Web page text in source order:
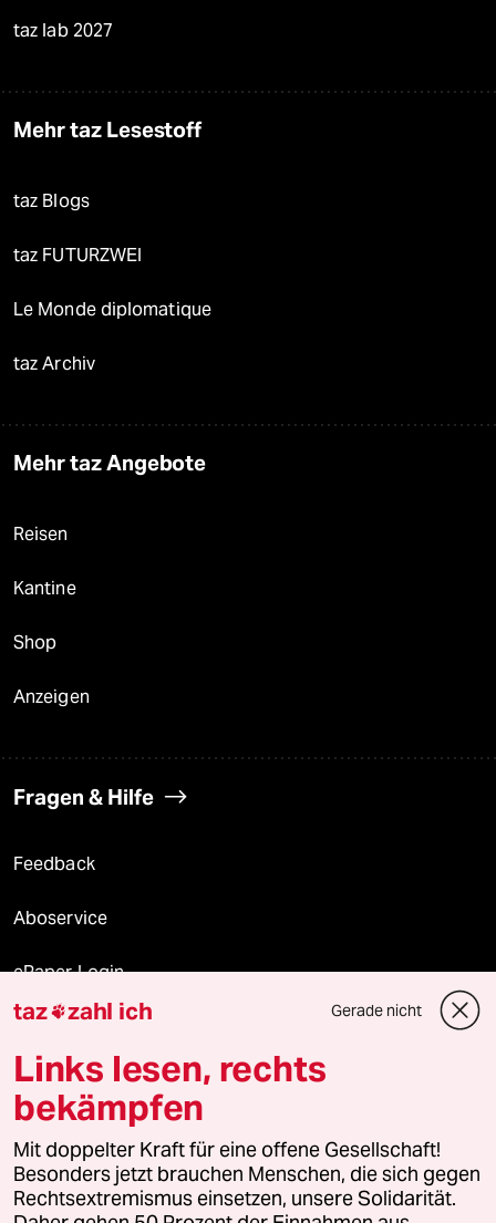
taz lab 2027
Mehr taz Lesestoff
taz Blogs
taz FUTURZWEI
Le Monde diplomatique
taz Archiv
Mehr taz Angebote
Reisen
Kantine
Shop
Anzeigen
Fragen & Hilfe
Feedback
Aboservice
ePaper Login
Downloads für Abonnierende
© 2026 taz Verlags und Vertriebs GmbH
Alle Rechte vorbehalten. Bei rechtlichen Fragen oder für Genehmigungen
wenden Sie sich bitte an
lizenzen@taz.de
taz zahl ich Gerade nicht
Links lesen, rechts
bekämpfen
Mit doppelter Kraft für eine offene Gesellschaft!
Besonders jetzt brauchen Menschen, die sich gegen
Rechtsextremismus einsetzen, unsere Solidarität.